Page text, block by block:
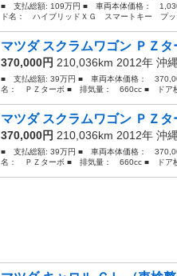
■ 支払総額: 109万円 ■ 車両本体価格：
ド名： ハイブリッドＸＧ スマートキー プ
マツダ スクラムワゴン ＰＺタ
370,000円 210,036km 2012年 沖縄
■ 支払総額: 39万円 ■ 車両本体価格：
名： ＰＺターボ ■ 排気量： 660cc ■ ドア
マツダ スクラムワゴン ＰＺタ
370,000円 210,036km 2012年 沖縄
■ 支払総額: 39万円 ■ 車両本体価格：
名： ＰＺターボ ■ 排気量： 660cc ■ ドア